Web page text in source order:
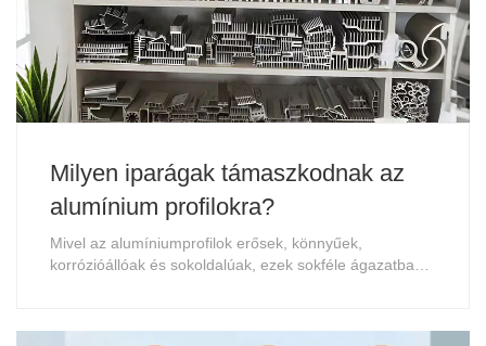
Milyen iparágak támaszkodnak az
alumínium profilokra?
Mivel az alumíniumprofilok erősek, könnyűek,
korrózióállóak és sokoldalúak, ezek sokféle ágazatban